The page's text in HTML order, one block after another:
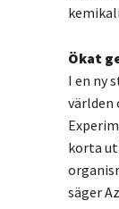
Ökat
I en ny
världen
korta
säger